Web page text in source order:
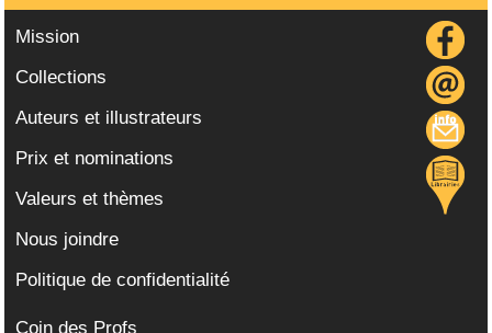
Mission
Collections
Auteurs et illustrateurs
Prix et nominations
Valeurs et thèmes
Nous joindre
Politique de confidentialité
Coin des Profs